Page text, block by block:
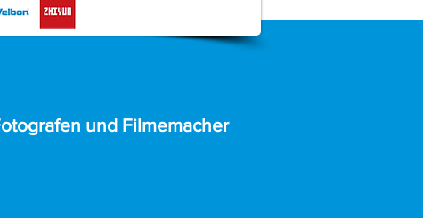
und Filmemacher